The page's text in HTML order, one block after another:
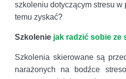
szkoleniu dotyczącym stresu w
temu zyskać?
Szkolenie jak radzić sobie ze
Szkolenia skierowane są
narażonych na bodźce